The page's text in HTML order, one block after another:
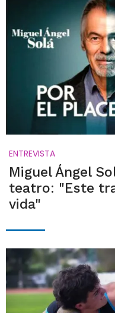
ENTREVISTA
Miguel Ángel
teatro: "Este
vida"